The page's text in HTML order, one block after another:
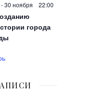
-30 ноября 22:00
города